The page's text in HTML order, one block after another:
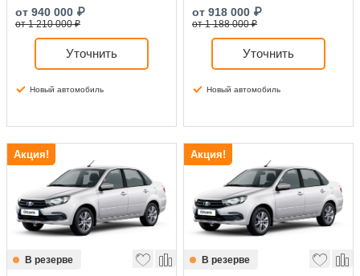
от 940 000 ₽
от 1 210 000 ₽
Уточнить
Новый автомобиль
от 918 000 ₽
от 1 188 000 ₽
Уточнить
Новый автомобиль
Акция!
В резерве
Акция!
В резерве